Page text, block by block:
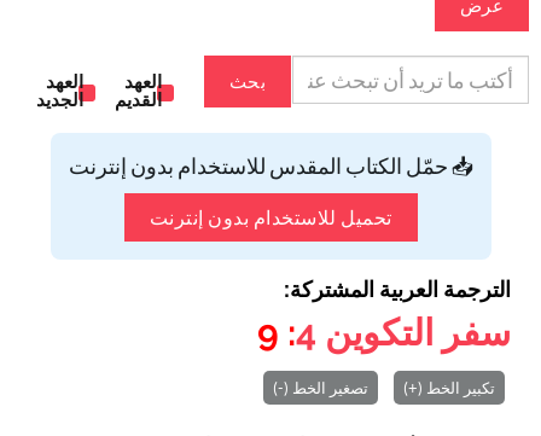
عرض
بحث
العهد
القديم
العهد
الجديد
📥 حمّل الكتاب المقدس للاستخدام بدون إنترنت
تحميل للاستخدام بدون إنترنت
الترجمة العربية المشتركة:
سفر التكوين 4
: 9
تكبير الخط (+) تصغير الخط (-)